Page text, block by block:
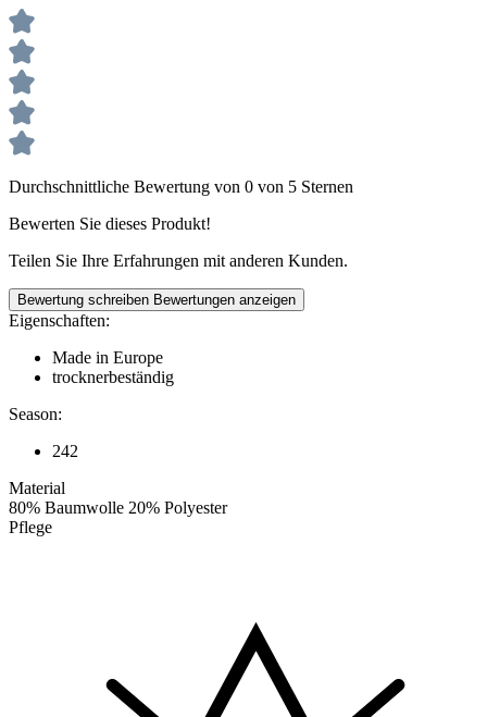
Durchschnittliche Bewertung von 0 von 5 Sternen
Bewerten Sie dieses Produkt!
Teilen Sie Ihre Erfahrungen mit anderen Kunden.
Bewertung schreiben Bewertungen anzeigen
Eigenschaften:
Made in Europe
trocknerbeständig
Season:
242
Material
80% Baumwolle 20% Polyester
Pflege